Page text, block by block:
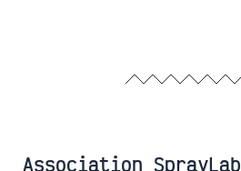
Association SprayLab